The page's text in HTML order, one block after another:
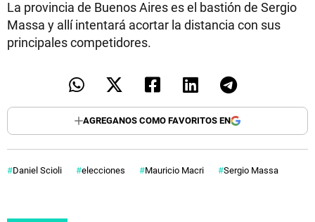
La provincia de Buenos Aires es el bastión de Sergio
Massa y allí intentará acortar la distancia con sus
principales competidores.
AGREGANOS COMO FAVORITOS EN
Daniel Scioli elecciones Mauricio Macri Sergio Massa